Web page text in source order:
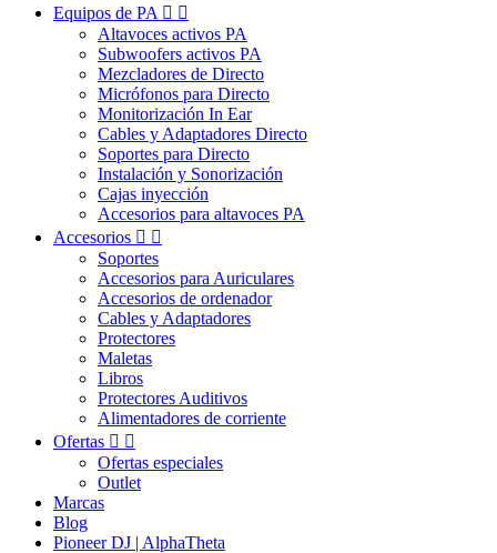
Equipos de PA  
Altavoces activos PA
Subwoofers activos PA
Mezcladores de Directo
Micrófonos para Directo
Monitorización In Ear
Cables y Adaptadores Directo
Soportes para Directo
Instalación y Sonorización
Cajas inyección
Accesorios para altavoces PA
Accesorios  
Soportes
Accesorios para Auriculares
Accesorios de ordenador
Cables y Adaptadores
Protectores
Maletas
Libros
Protectores Auditivos
Alimentadores de corriente
Ofertas  
Ofertas especiales
Outlet
Marcas
Blog
Pioneer DJ | AlphaTheta